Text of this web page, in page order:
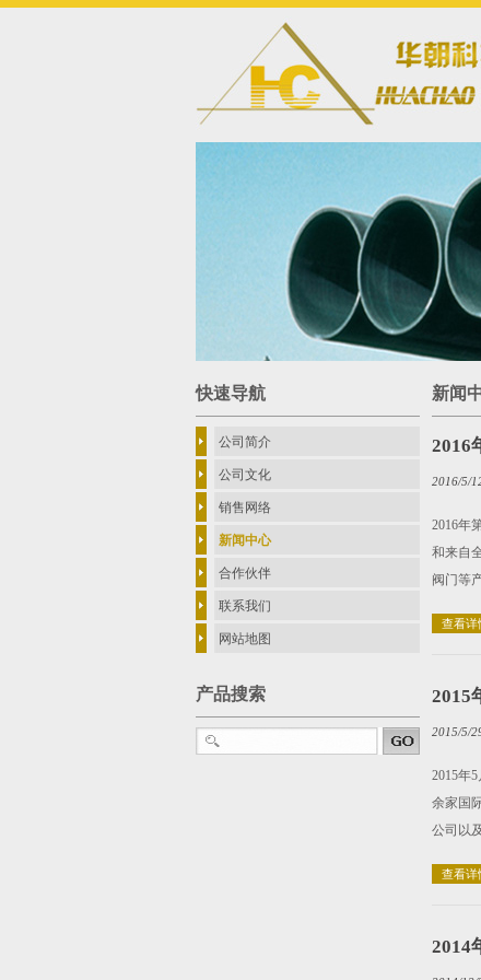
快速导航
公司简介
公司文化
销售网络
新闻中心
合作伙伴
联系我们
网站地图
产品搜索
新闻
2016
2016/5/
2016年
和来自
阀门等
查看详
2015
2015/5/
2015年
余家国
公司以
查看详
2014